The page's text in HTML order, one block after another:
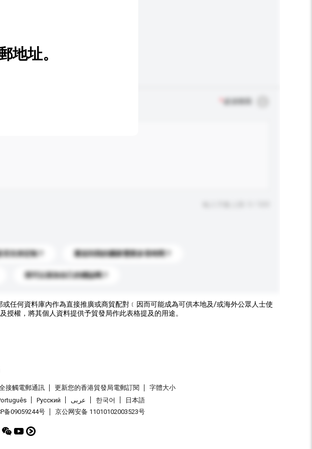
支持定制？ 運送到我的國家需要多長時間？
我可以添加自己的標誌嗎？
地址。
任何資料庫內作為直接推廣或商貿配對﹝因而可能成為可供本地及/或海外公眾人士使
權，將其個人資料提供予貿發局作此表格提及的用途。
接觸電郵通訊 更新您的香港貿發局電郵訂閱
字體大小
Pусский عربى 한국어
日本語
备09059244号 京公网安备 11010102003523号